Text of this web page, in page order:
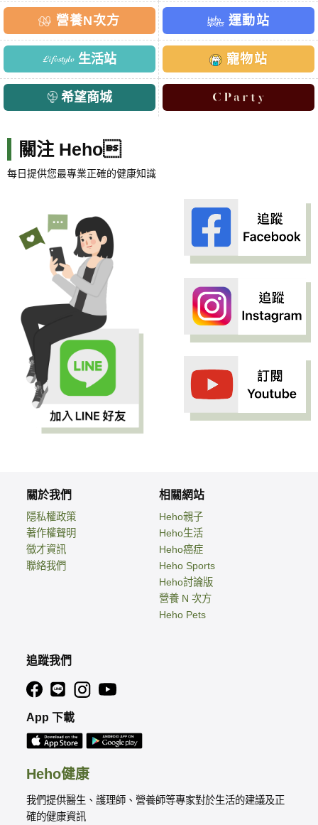
營養N次方 運動站
生活站 寵物站
希望商城
關注 Heho
每日提供您最專業正確的健康知識
Heho健康
我們提供醫生、護理師、營養師等專家對於生活的建議及正
確的健康資訊
關於我們
隱私權政策
著作權聲明
徵才資訊
聯絡我們
相關網站
Heho親子
Heho生活
Heho癌症
Heho Sports
Heho討論版
營養 N 次方
Heho Pets
追蹤我們
App 下載